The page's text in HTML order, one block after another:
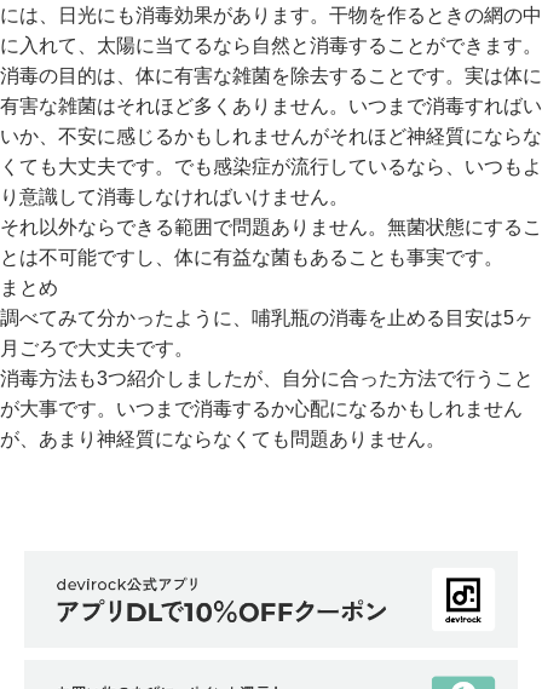
には、日光にも消毒効果があります。干物を作るときの網の中
に入れて、太陽に当てるなら自然と消毒することができます。
消毒の目的は、体に有害な雑菌を除去することです。実は体に
有害な雑菌はそれほど多くありません。いつまで消毒すればい
いか、不安に感じるかもしれませんがそれほど神経質にならな
くても大丈夫です。でも感染症が流行しているなら、いつもよ
り意識して消毒しなければいけません。
それ以外ならできる範囲で問題ありません。無菌状態にするこ
とは不可能ですし、体に有益な菌もあることも事実です。
まとめ
調べてみて分かったように、哺乳瓶の消毒を止める目安は5ヶ
月ごろで大丈夫です。
消毒方法も3つ紹介しましたが、自分に合った方法で行うこと
が大事です。いつまで消毒するか心配になるかもしれません
が、あまり神経質にならなくても問題ありません。